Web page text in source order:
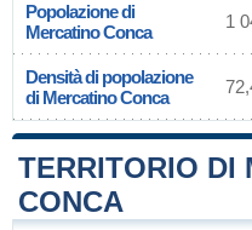
Popolazione di
Mercatino Conca
1
Densità di popolazione
di Mercatino Conca
TERRITORIO DI
CONCA